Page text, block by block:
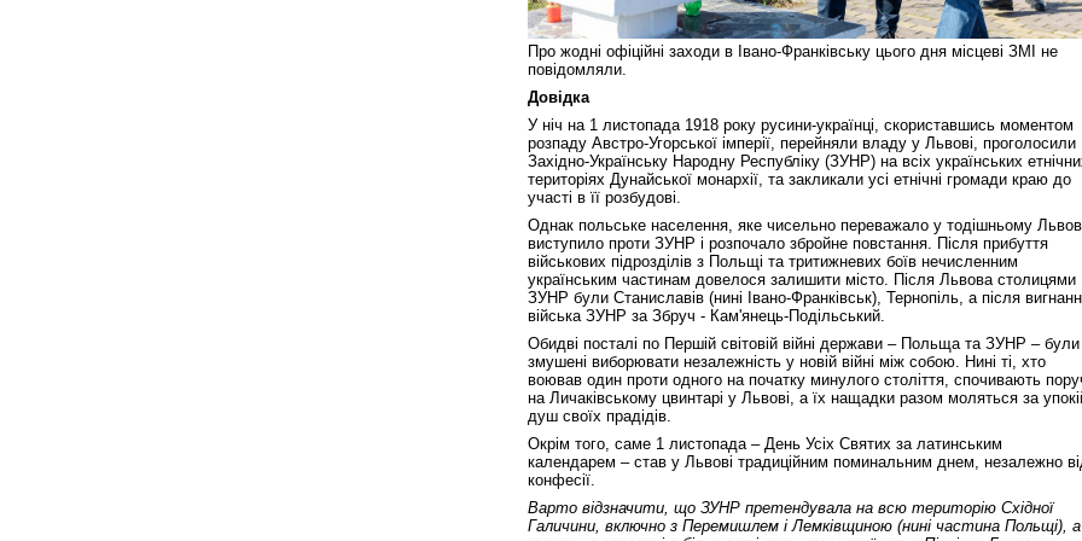
Про жодні офіційні заходи в Івано-Франківську цього дня місцеві ЗМІ не
повідомляли.
Довідка
У ніч на 1 листопада 1918 року русини-українці, скориставшись моментом
розпаду Австро-Угорської імперії, перейняли владу у Львові, проголосили
Західно-Українську Народну Республіку (ЗУНР) на всіх українських
територіях Дунайської монархії, та закликали усі етнічні громади краю до
участі в її розбудові.
Однак польське населення, яке чисельно переважало у тодішньому
виступило проти ЗУНР і розпочало збройне повстання. Після прибуття
військових підрозділів з Польщі та тритижневих боїв нечисленним
українським частинам довелося залишити місто. Після Львова столицями
ЗУНР були Станиславів (нині Івано-Франківськ), Тернопіль, а після
війська ЗУНР за Збруч - Кам'янець-Подільський.
Обидві посталі по Першій світовій війні держави – Польща та ЗУНР – були
змушені виборювати незалежність у новій війні між собою. Нині ті, хто
воював один проти одного на початку минулого століття, спочивають
на Личаківському цвинтарі у Львові, а їх нащадки разом моляться за
душ своїх прадідів.
Окрім того, саме 1 листопада – День Усіх Святих за латинським
календарем – став у Львові традиційним поминальним днем, незалежно
конфесії.
Варто відзначити, що ЗУНР претендувала на всю територію Східної
Галичини, включно з Перемишлем і Лемківщиною (нині частина Польщі), а